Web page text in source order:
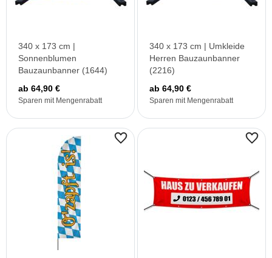
340 x 173 cm |
Sonnenblumen
Bauzaunbanner (1644)
ab 64,90 €
Sparen mit Mengenrabatt
340 x 173 cm | Umkleide
Herren Bauzaunbanner
(2216)
ab 64,90 €
Sparen mit Mengenrabatt